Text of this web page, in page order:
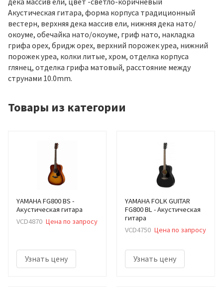
Акустическая гитара, форма корпуса традиционный
вестерн, верхняя дека массив ели, нижняя дека нато/
окоуме, обечайка нато/окоуме, гриф нато, накладка
грифа орех, бридж орех, верхний порожек уреа, нижний
порожек уреа, колки литые, хром, отделка корпуса
глянец, отделка грифа матовый, расстояние между
струнами 10.0mm.
Товары из категории
YAMAHA FG800 BS -
Акустическая гитара
VCD4870 Цена по запросу
Узнать цену
YAMAHA FOLK GUITAR
FG800 BL - Акустическая
гитара
VCD4750 Цена по запросу
Узнать цену